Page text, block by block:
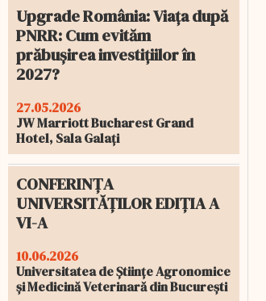
Upgrade România: Viața după
PNRR: Cum evităm
prăbușirea investițiilor în
2027?
27.05.2026
JW Marriott Bucharest Grand
Hotel, Sala Galați
CONFERINȚA
UNIVERSITĂȚILOR EDIȚIA A
VI-A
10.06.2026
Universitatea de Științe Agronomice
și Medicină Veterinară din București